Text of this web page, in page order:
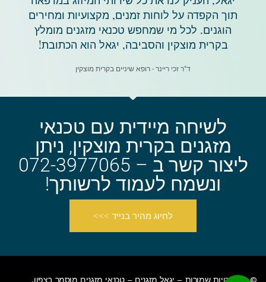
תוך הקפדה על לוחות זמנים, מקצועיות ומחירים
הוגנים. לכל מי שמחפש טכנאי מזגנים מומלץ
בקרית מוצקין והסביבה, יגאל הוא הכתובת!
ד"ר זכי ריינר - רופא שיניים בקרית מוצקין
לשיחה מיידית עם טכנאי
מזגנים בקרית מוצקין, ניתן
ליצור קשר ב – 072-3977065
ונשמח לעמוד לרשותך!
לחיוג מהיר בנייד >>>
© כל הזכויות שמורות – יגאל מזגנים –טכנאי מזגנים מוסמך בצפון.